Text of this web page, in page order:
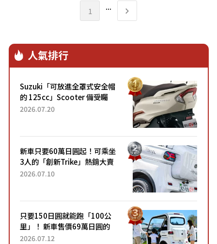
1 ...
人氣排行
Suzuki「可放進全罩式安全帽
的 125cc」Scooter 備受矚
目！採用全新流線設計與各項
2026.07.20
新車只要60萬日圓起！可乘坐
3人的「創新Trike」熱銷大賣
成為人氣車款！「養車成本真
2026.07.10
只要150日圓就能跑「100公
里」！ 新車售價69萬日圓的
「3人座」Trike大受歡迎！ 順
2026.07.12